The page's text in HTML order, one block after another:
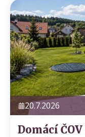
20.7.2026
Domácí